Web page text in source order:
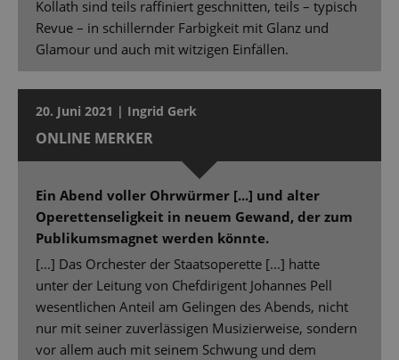
Kollath sind teils raffiniert geschnitten, teils – typisch
Revue – in schillernder Farbigkeit mit Glanz und
Glamour und auch mit witzigen Einfällen.
20. Juni 2021 | Ingrid Gerk
ONLINE MERKER
Ein Abend voller Ohrwürmer [...] und alter
Operettenseligkeit in neuem Gewand, der zum
Publikumsmagnet werden könnte.
[...] Das Orchester der Staatsoperette [...] hatte
unter der Leitung von Chefdirigent Johannes Pell
wesentlichen Anteil am Gelingen des Abends, nicht
nur mit seiner zuverlässigen Musizierweise, sondern
vor allem auch mit seinem Schwung und dem